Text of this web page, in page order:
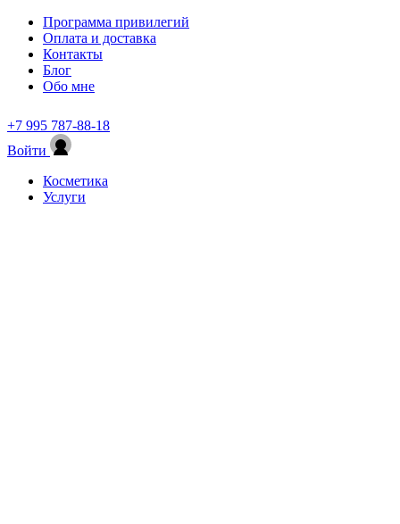
Программа привилегий
Оплата и доставка
Контакты
Блог
Обо мне
+7 995 787-88-18
Войти
Косметика
Услуги